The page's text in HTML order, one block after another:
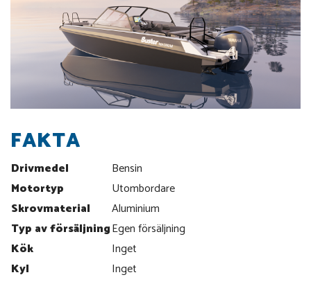
FAKTA
Drivmedel
Bensin
Motortyp
Utombordare
Skrovmaterial
Aluminium
Typ av försäljningEgen försäljning
Kök
Inget
Kyl
Inget